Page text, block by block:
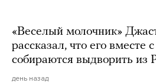
«Веселый молочник»
рассказал, что его вместе
собираются выдворить из
день назад